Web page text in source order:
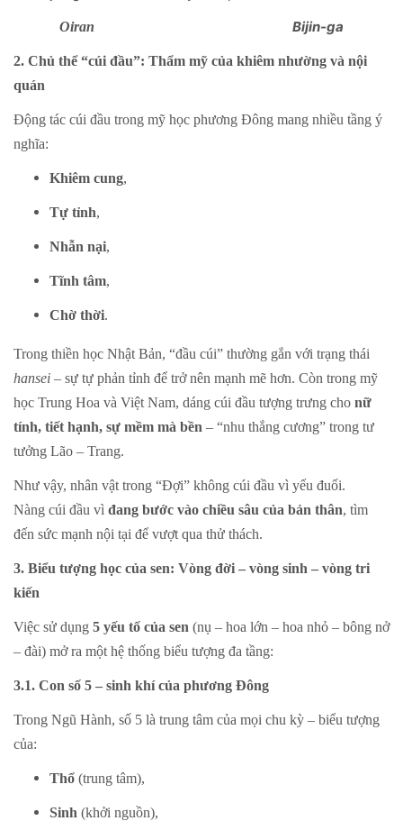
Oiran Bijin-ga
2. Chủ thể “cúi đầu”: Thẩm mỹ của khiêm nhường và nội
quán
Động tác cúi đầu trong mỹ học phương Đông mang nhiều tầng ý
nghĩa:
Khiêm cung,
Tự tỉnh,
Nhẫn nại,
Tĩnh tâm,
Chờ thời.
Trong thiền học Nhật Bản, “đầu cúi” thường gắn với trạng thái
hansei – sự tự phản tỉnh để trở nên mạnh mẽ hơn. Còn trong mỹ
học Trung Hoa và Việt Nam, dáng cúi đầu tượng trưng cho nữ
tính, tiết hạnh, sự mềm mà bền – “nhu thắng cương” trong tư
tưởng Lão – Trang.
Như vậy, nhân vật trong “Đợi” không cúi đầu vì yếu đuối.
Nàng cúi đầu vì đang bước vào chiều sâu của bản thân, tìm
đến sức mạnh nội tại để vượt qua thử thách.
3. Biểu tượng học của sen: Vòng đời – vòng sinh – vòng tri
kiến
Việc sử dụng 5 yếu tố của sen (nụ – hoa lớn – hoa nhỏ – bông nở
– đài) mở ra một hệ thống biểu tượng đa tầng:
3.1. Con số 5 – sinh khí của phương Đông
Trong Ngũ Hành, số 5 là trung tâm của mọi chu kỳ – biểu tượng
của:
Thổ (trung tâm),
Sinh (khởi nguồn),